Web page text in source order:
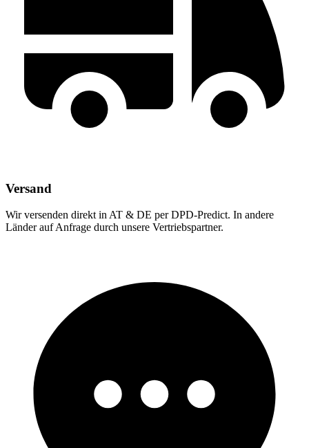
Versand
Wir versenden direkt in AT & DE per DPD-Predict. In andere
Länder auf Anfrage durch unsere Vertriebspartner.